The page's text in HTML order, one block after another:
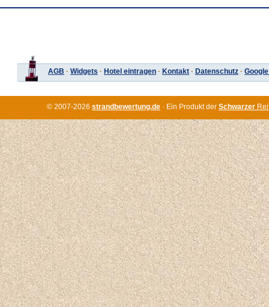
AGB · Widgets · Hotel eintragen · Kontakt · Datenschutz ·
© 2007-2026 strandbewertung.de · Ein Produkt der Schwarzer